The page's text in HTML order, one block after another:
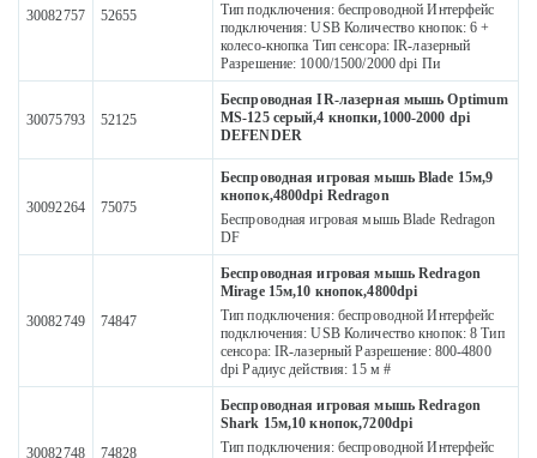
30082757 52655
Тип подключения: беспроводной Интерфейс
подключения: USB Количество кнопок: 6 +
колесо-кнопка Тип сенсора: IR-лазерный
Разрешение: 1000/1500/2000 dpi Пи
30075793 52125
Беспроводная IR-лазерная мышь Optimum
MS-125 серый,4 кнопки,1000-2000 dpi
DEFENDER
30092264 75075
Беспроводная игровая мышь Blade 15м,9
кнопок,4800dpi Redragon
Беспроводная игровая мышь Blade Redragon
DF
30082749 74847
Беспроводная игровая мышь Redragon
Mirage 15м,10 кнопок,4800dpi
Тип подключения: беспроводной Интерфейс
подключения: USB Количество кнопок: 8 Тип
сенсора: IR-лазерный Разрешение: 800-4800
dpi Радиус действия: 15 м #
30082748 74828
Беспроводная игровая мышь Redragon
Shark 15м,10 кнопок,7200dpi
Тип подключения: беспроводной Интерфейс